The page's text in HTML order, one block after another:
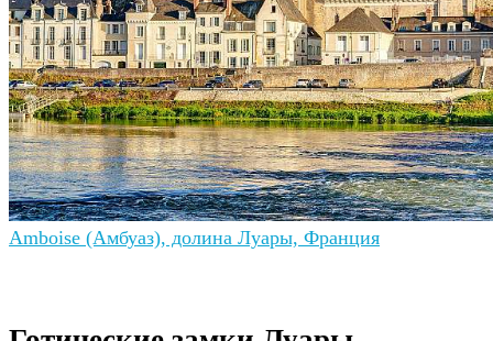
Amboise (Амбуаз), долина Луары, Франция